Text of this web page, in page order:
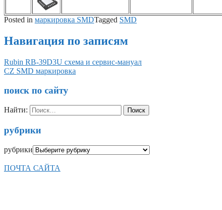
Posted in маркировка SMDTagged SMD
Навигация по записям
Rubin RB-39D3U схема и сервис-мануал
CZ SMD маркировка
поиск по сайту
Найти:
рубрики
рубрики
ПОЧТА САЙТА